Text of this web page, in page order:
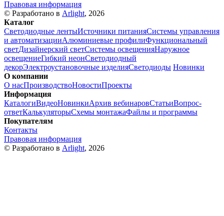
Правовая информация
© Разработано в Arlight, 2026
Каталог
Светодиодные лентыИсточники питанияСистемы управления
и автоматизацииАлюминиевые профилиФункциональный
светДизайнерский светСистемы освещенияНаружное
освещениеГибкий неонСветодиодный
декорЭлектроустановочные изделияСветодиоды Новинки
О компании
О насПроизводствоНовостиПроекты
Информация
КаталогиВидеоНовинкиАрхив вебинаровСтатьиВопрос-
ответКалькуляторыСхемы монтажаФайлы и программы
Покупателям
Контакты
Правовая информация
© Разработано в Arlight, 2026